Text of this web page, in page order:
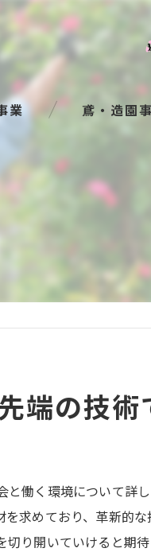
業 鳶・造園
端の技
働く環境について詳
求めており、革新的
り開いていけると期待